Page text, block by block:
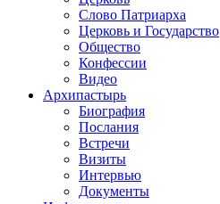
Слово Патриарха
Церковь и Государство
Общество
Конфессии
Видео
Архипастырь
Биография
Послания
Встречи
Визиты
Интервью
Документы